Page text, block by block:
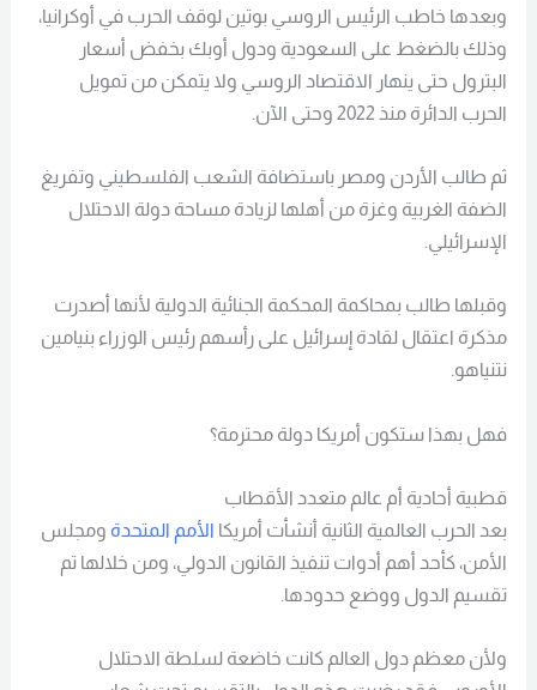
وبعدها خاطب الرئيس الروسي بوتين لوقف الحرب في أوكرانيا،
وذلك بالضغط على السعودية ودول أوبك بخفض أسعار
البترول حتى ينهار الاقتصاد الروسي ولا يتمكن من تمويل
الحرب الدائرة منذ 2022 وحتى الآن.
ثم طالب الأردن ومصر باستضافة الشعب الفلسطيني وتفريغ
الضفة الغربية وغزة من أهلها لزيادة مساحة دولة الاحتلال
الإسرائيلي.
وقبلها طالب بمحاكمة المحكمة الجنائية الدولية لأنها أصدرت
مذكرة اعتقال لقادة إسرائيل على رأسهم رئيس الوزراء بنيامين
نتنياهو.
فهل بهذا ستكون أمريكا دولة محترمة؟
قطبية أحادية أم عالم متعدد الأقطاب
بعد الحرب العالمية الثانية أنشأت أمريكا الأمم المتحدة ومجلس
الأمن، كأحد أهم أدوات تنفيذ القانون الدولي، ومن خلالها تم
تقسيم الدول ووضع حدودها.
ولأن معظم دول العالم كانت خاضعة لسلطة الاحتلال